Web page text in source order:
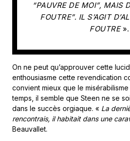
“PAUVRE DE MOI”, MAIS
FOUTRE”. IL S’AGIT
FOUTRE».
On ne peut qu’approuver cette
enthousiasme cette revendication
convient mieux que le misérabilisme
temps, il semble que Steen ne se
dans le succès orgiaque. « La
rencontrais, il habitait dans une
Beauvallet.